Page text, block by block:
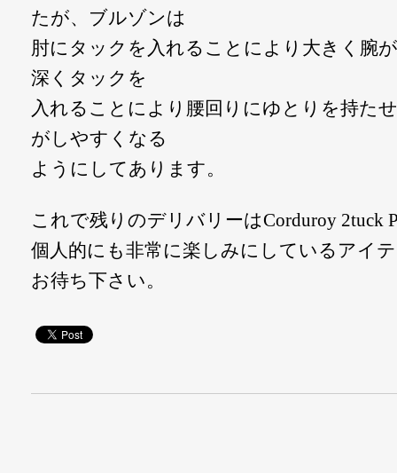
たが、ブルゾンは
肘にタックを入れることにより大きく腕
深くタックを
入れることにより腰回りにゆとりを持た
がしやすくなる
ようにしてあります。
これで残りのデリバリーはCorduroy 2tuck
個人的にも非常に楽しみにしているアイ
お待ち下さい。